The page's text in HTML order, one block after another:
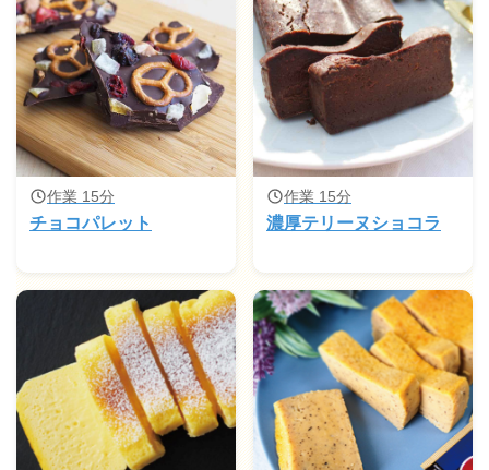
作業 15分
チョコパレット
作業 15分
濃厚テリーヌショコラ